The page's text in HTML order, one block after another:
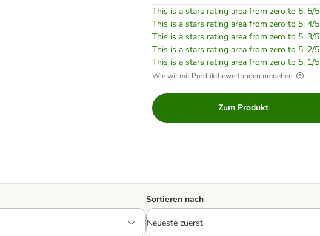
This is a stars rating area from zero to 5: 5/5
This is a stars rating area from zero to 5: 4/5
This is a stars rating area from zero to 5: 3/5
This is a stars rating area from zero to 5: 2/5
This is a stars rating area from zero to 5: 1/5
Wie wir mit Produktbewertungen umgehen
Zum Produkt
Sortieren nach